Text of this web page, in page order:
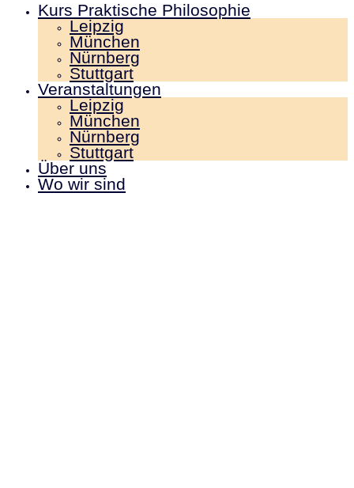
Kurs Praktische Philosophie
Leipzig
München
Nürnberg
Stuttgart
Veranstaltungen
Leipzig
München
Nürnberg
Stuttgart
Über uns
Wo wir sind